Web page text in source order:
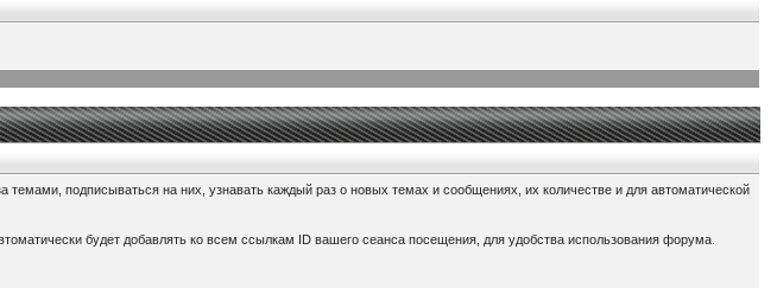
подписываться на них, узнавать каждый раз о новых темах и сообщениях, их количестве и для автоматической
будет добавлять ко всем ссылкам ID вашего сеанса посещения, для удобства использования форума.